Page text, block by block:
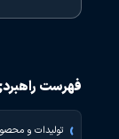
فهرست
تولیدات و